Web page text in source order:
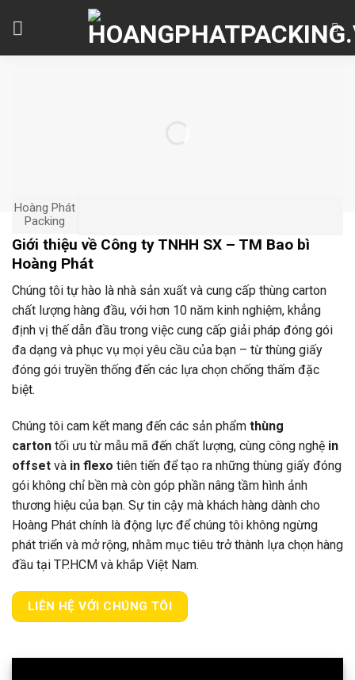
Hoàng Phát
Packing
Giới thiệu về Công ty TNHH SX – TM Bao bì
Hoàng Phát
Chúng tôi tự hào là nhà sản xuất và cung cấp thùng carton
chất lượng hàng đầu, với hơn 10 năm kinh nghiệm, khẳng
định vị thế dẫn đầu trong việc cung cấp giải pháp đóng gói
đa dạng và phục vụ mọi yêu cầu của bạn – từ thùng giấy
đóng gói truyền thống đến các lựa chọn chống thấm đặc
biệt.
Chúng tôi cam kết mang đến các sản phẩm thùng
carton tối ưu từ mẫu mã đến chất lượng, cùng công nghệ in
offset và in flexo tiên tiến để tạo ra những thùng giấy đóng
gói không chỉ bền mà còn góp phần nâng tầm hình ảnh
thương hiệu của bạn. Sự tin cậy mà khách hàng dành cho
Hoàng Phát chính là động lực để chúng tôi không ngừng
phát triển và mở rộng, nhằm mục tiêu trở thành lựa chọn hàng
đầu tại TP.HCM và khắp Việt Nam.
LIÊN HỆ VỚI CHÚNG TÔI